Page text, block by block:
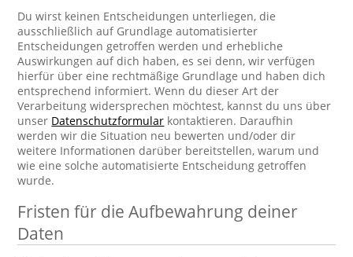
Du wirst keinen Entscheidungen unterliegen, die
ausschließlich auf Grundlage automatisierter
Entscheidungen getroffen werden und erhebliche
Auswirkungen auf dich haben, es sei denn, wir verfügen
hierfür über eine rechtmäßige Grundlage und haben dich
entsprechend informiert. Wenn du dieser Art der
Verarbeitung widersprechen möchtest, kannst du uns über
unser Datenschutzformular kontaktieren. Daraufhin
werden wir die Situation neu bewerten und/oder dir
weitere Informationen darüber bereitstellen, warum und
wie eine solche automatisierte Entscheidung getroffen
wurde.
Fristen für die Aufbewahrung deiner
Daten